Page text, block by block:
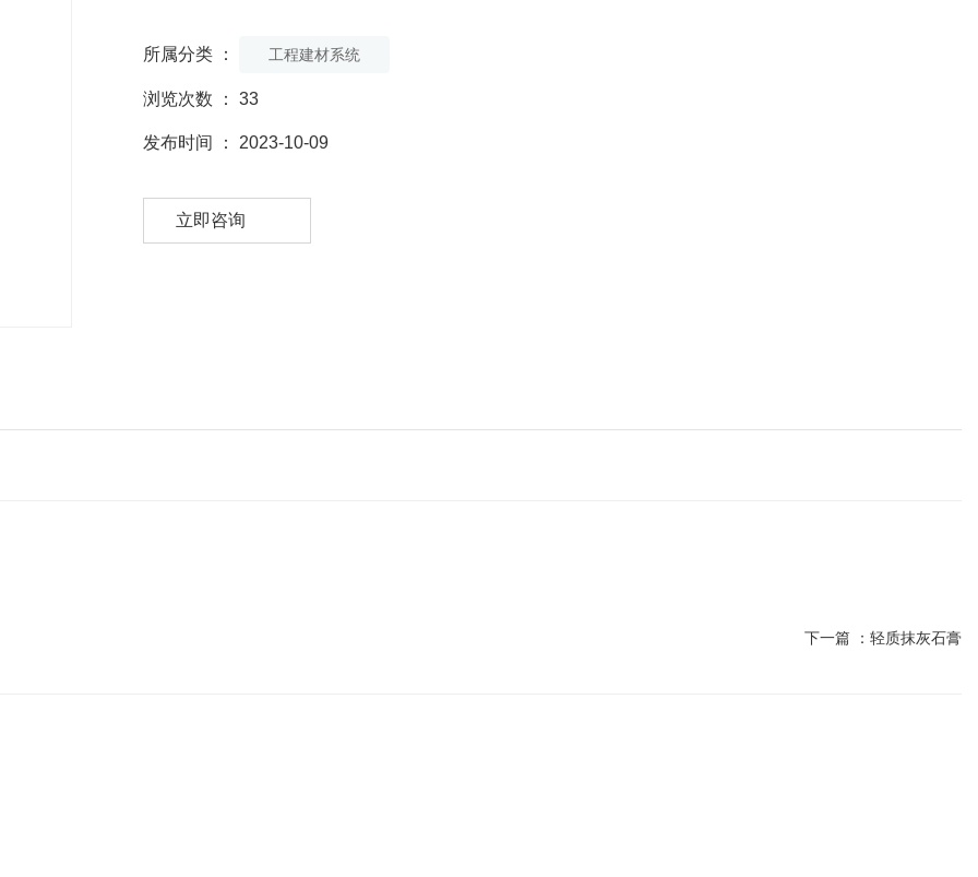
所属分类 ： 工程建材系统
浏览次数 ： 33
发布时间 ： 2023-10-09
立即咨询
下一篇 ： 轻质抹灰石膏